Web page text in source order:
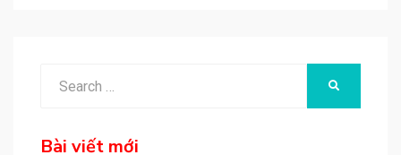
Bài viết mới